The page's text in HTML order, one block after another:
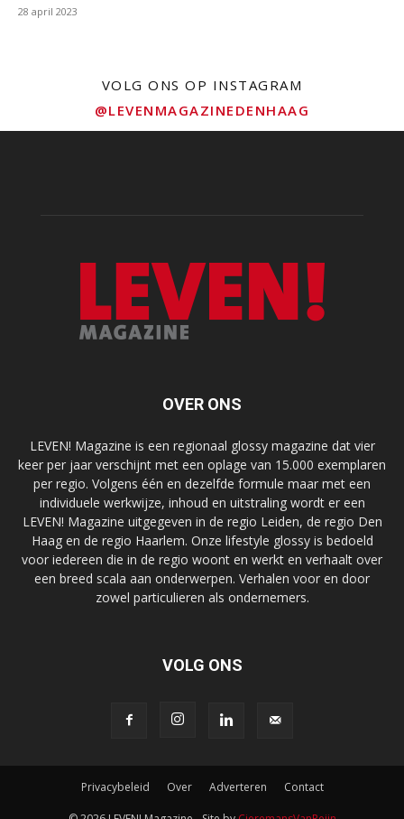
28 april 2023
VOLG ONS OP INSTAGRAM
@LEVENMAGAZINEDENHAAG
OVER ONS
LEVEN! Magazine is een regionaal glossy magazine dat vier
keer per jaar verschijnt met een oplage van 15.000 exemplaren
per regio. Volgens één en dezelfde formule maar met een
individuele werkwijze, inhoud en uitstraling wordt er een
LEVEN! Magazine uitgegeven in de regio Leiden, de regio Den
Haag en de regio Haarlem. Onze lifestyle glossy is bedoeld
voor iedereen die in de regio woont en werkt en verhaalt over
een breed scala aan onderwerpen. Verhalen voor en door
zowel particulieren als ondernemers.
VOLG ONS
Privacybeleid Over Adverteren Contact